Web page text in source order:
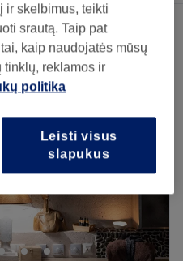
rajonas: Senvage, Panevežys
ir skelbimus, teikti
srautą. Taip pat
kaip naudojatės mūsų
reklamos ir
politika
Leisti visus
slapukus